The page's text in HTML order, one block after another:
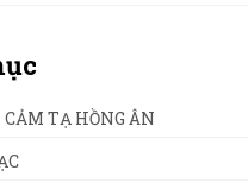
TẠ HỒNG ÂN